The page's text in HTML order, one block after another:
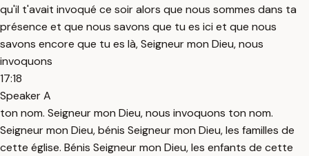
qu'il t'avait invoqué ce soir alors que nous sommes dans ta
présence et que nous savons que tu es ici et que nous
savons encore que tu es là, Seigneur mon Dieu, nous
invoquons
17:18
Speaker A
ton nom. Seigneur mon Dieu, nous invoquons ton nom.
Seigneur mon Dieu, bénis Seigneur mon Dieu, les familles de
cette église. Bénis Seigneur mon Dieu, les enfants de cette